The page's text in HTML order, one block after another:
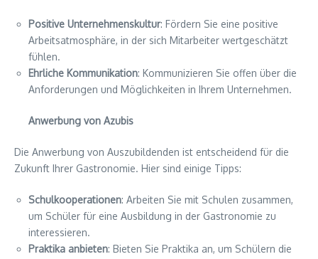
Positive Unternehmenskultur: Fördern Sie eine positive
Arbeitsatmosphäre, in der sich Mitarbeiter wertgeschätzt
fühlen.
Ehrliche Kommunikation: Kommunizieren Sie offen über die
Anforderungen und Möglichkeiten in Ihrem Unternehmen.
Anwerbung von Azubis
Die Anwerbung von Auszubildenden ist entscheidend für die
Zukunft Ihrer Gastronomie. Hier sind einige Tipps:
Schulkooperationen: Arbeiten Sie mit Schulen zusammen,
um Schüler für eine Ausbildung in der Gastronomie zu
interessieren.
Praktika anbieten: Bieten Sie Praktika an, um Schülern die